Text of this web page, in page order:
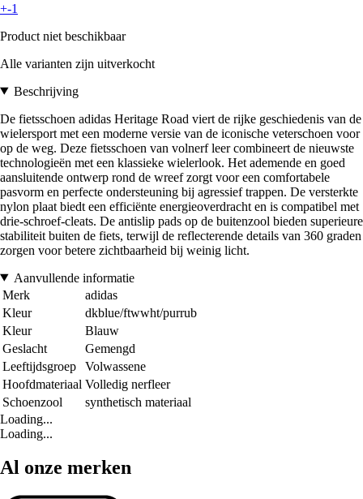
+-1
Product niet beschikbaar
Alle varianten zijn uitverkocht
Beschrijving
De fietsschoen adidas Heritage Road viert de rijke geschiedenis van de
wielersport met een moderne versie van de iconische veterschoen voor
op de weg. Deze fietsschoen van volnerf leer combineert de nieuwste
technologieën met een klassieke wielerlook. Het ademende en goed
aansluitende ontwerp rond de wreef zorgt voor een comfortabele
pasvorm en perfecte ondersteuning bij agressief trappen. De versterkte
nylon plaat biedt een efficiënte energieoverdracht en is compatibel met
drie-schroef-cleats. De antislip pads op de buitenzool bieden superieure
stabiliteit buiten de fiets, terwijl de reflecterende details van 360 graden
zorgen voor betere zichtbaarheid bij weinig licht.
Aanvullende informatie
Merk
adidas
Kleur
dkblue/ftwwht/purrub
Kleur
Blauw
Geslacht
Gemengd
Leeftijdsgroep
Volwassene
Hoofdmateriaal Volledig nerfleer
Schoenzool
synthetisch materiaal
Loading...
Loading...
Al onze merken